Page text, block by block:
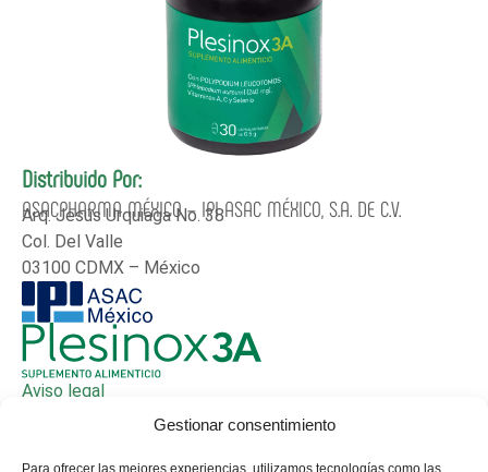
Gestionar consentimiento
Para ofrecer las mejores experiencias, utilizamos tecnologías como las
Distribuido Por:
ASACPHARMA MÉXICO – IPI ASAC MÉXICO, S.A. DE C.V.
Arq. Jesús Urquiaga No. 38
Col. Del Valle
03100 CDMX – México
Aviso legal
Política de privacidad
Políticia de cookies